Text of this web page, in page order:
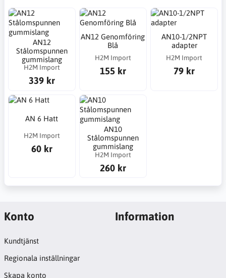
AN12
Stålomspunnen
gummislang
H2M Import
339 kr
AN12 Genomföring
Blå
H2M Import
155 kr
AN10-1/2NPT
adapter
H2M Import
79 kr
AN 6 Hatt
H2M Import
60 kr
AN10
Stålomspunnen
gummislang
H2M Import
260 kr
Konto
Kundtjänst
Regionala inställningar
Skapa konto
Information